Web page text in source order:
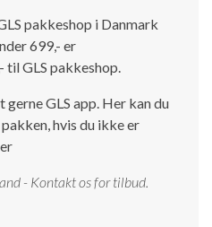
pakkeshop i Danmark
699,- er
til GLS pakkeshop.
GLS app. Her kan du
hvis du ikke er
- Kontakt os for tilbud.